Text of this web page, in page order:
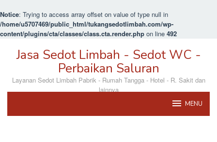
Notice: Trying to access array offset on value of type null in
/home/u5707469/public_html/tukangsedotlimbah.com/wp-
content/plugins/cta/classes/class.cta.render.php on line 492
Jasa Sedot Limbah - Sedot WC -
Perbaikan Saluran
Layanan Sedot Limbah Pabrik - Rumah Tangga - Hotel - R. Sakit dan
lainnya
MENU